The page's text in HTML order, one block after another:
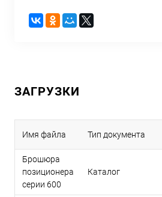
ЗАГРУЗКИ
Имя файла Тип документа
Брошюра
позиционера
серии 600
Каталог